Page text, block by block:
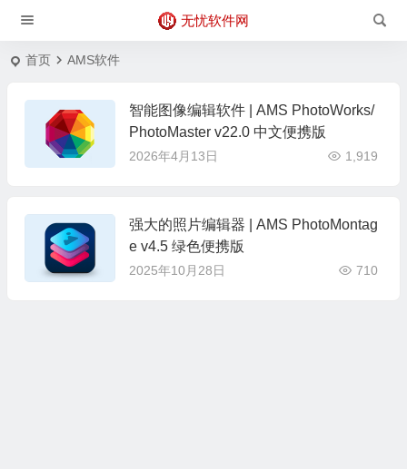
无忧软件网
首页 AMS软件
智能图像编辑软件 | AMS PhotoWorks/
PhotoMaster v22.0 中文便携版
2026年4月13日 1,919
强大的照片编辑器 | AMS PhotoMontag
e v4.5 绿色便携版
2025年10月28日 710